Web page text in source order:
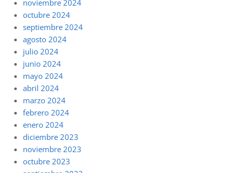
noviembre 2024
octubre 2024
septiembre 2024
agosto 2024
julio 2024
junio 2024
mayo 2024
abril 2024
marzo 2024
febrero 2024
enero 2024
diciembre 2023
noviembre 2023
octubre 2023